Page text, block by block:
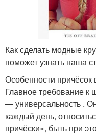
Как сделать модные
поможет узнать наша
Особенности причёсок
Главное требование к
— универсальность .
каждый день,
причёски», быть при